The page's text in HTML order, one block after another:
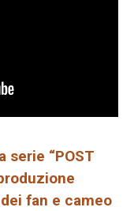
serie “POST
fan e cameo